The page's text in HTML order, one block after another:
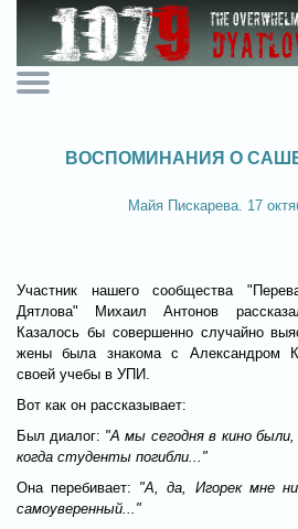
ВОСПОМИНАНИЯ О
Майя Пискарева. 17
Участник нашего сообщества
Дятлова" Михаил Антонов
Казалось бы совершенно случайно
жены была знакома с Александром
своей учебы в УПИ.
Вот как он рассказывает:
Был диалог: "А мы сегодня в кино
когда студенты погибли..."
Она перебивает: "А, да, Игорек мне
самоуверенный..."